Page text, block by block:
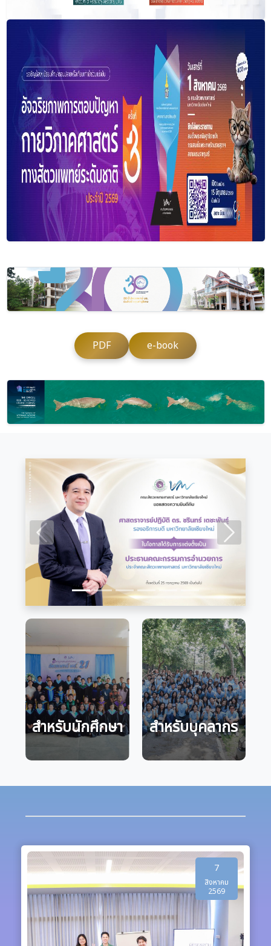
PDF e-book
Previous Next
สำหรับนักศึกษา สำหรับบุคลากร
7
สิงหาคม
2569